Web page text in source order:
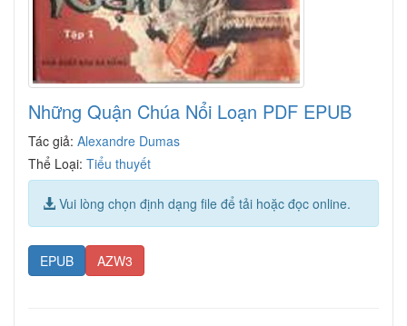
Những Quận Chúa Nổi Loạn PDF EPUB
Tác giả: Alexandre Dumas
Thể Loại: Tiểu thuyết
Vui lòng chọn định dạng file để tải hoặc đọc online.
EPUB AZW3